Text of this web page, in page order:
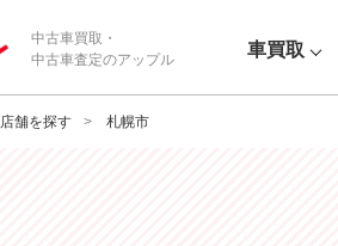
中古車買取・
中古車査定のアップル
車買取
店舗を探す 札幌市